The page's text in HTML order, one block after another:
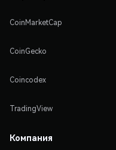
CoinMarketCap
CoinGecko
Coincodex
TradingView
Компания